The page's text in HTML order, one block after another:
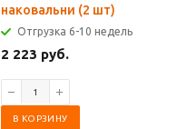
наковальни (2 шт)
Отгрузка 6-10 недель
2 223 руб.
В КОРЗИНУ